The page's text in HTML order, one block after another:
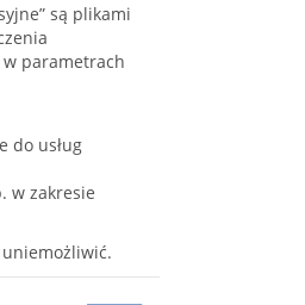
są plikami
w parametrach
do usług
w zakresie